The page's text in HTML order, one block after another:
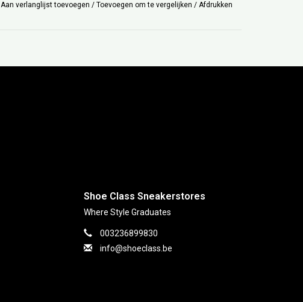
Aan verlanglijst toevoegen / Toevoegen om te vergelijken / Afdrukken
Shoe Class Sneakerstores
Where Style Graduates
003236899830
info@shoeclass.be